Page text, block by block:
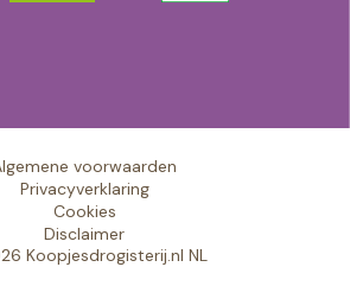
Koopjesdrogisterij.nl NL
voorwaarden
Privacyverklaring
Cookies
Disclaimer